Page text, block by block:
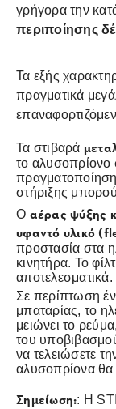
γρήγορα την
περιποίησης
Τα εξής
πραγματικά
Τα στιβαρά
το αλυσοπρίονο
στήριξης
Ο αέρας ψύξης
υφαντό υλικό
προστασία στα
κινητήρα. Το
αποτελεσματικά.
Σε περίπτωση
μπαταρίας, το
μειώνει το
του
να τελειώσετε
αλυσοπρίονα θα
Σημείωση:: Η